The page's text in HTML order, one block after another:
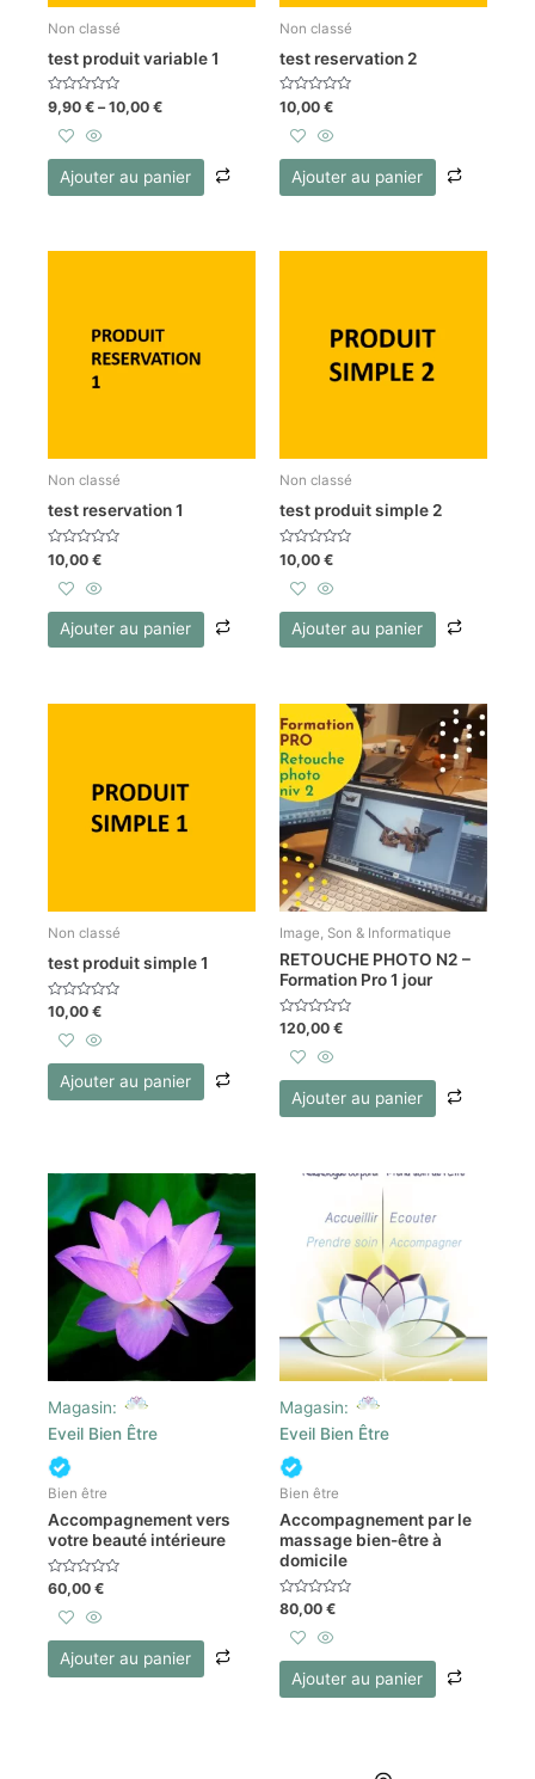
Non classé
test produit variable 1
Note
0
sur
9,90 € –10,00 €
Ajouter au panier
Non classé
test reservation 2
Note
0
sur
10,00 €
Ajouter au panier
Non classé
test reservation 1
Note
0
sur
10,00 €
Ajouter au panier
Non classé
test produit simple 2
Note
0
sur
10,00 €
Ajouter au panier
Non classé
test produit simple 1
Note
sur
10,00 €
Ajouter au panier
Image, Son & Informatique
RETOUCHE PHOTO N2 –
Formation Pro 1 jour
Note
sur
120,00 €
Ajouter au panier
Magasin:
Eveil Bien Être
Bien être
Accompagnement vers
votre beauté intérieure
Note
0
sur
60,00 €
Ajouter au panier
Magasin:
Eveil Bien Être
Bien être
Accompagnement par le
massage bien-être à
domicile
Note
0
sur
80,00 €
Ajouter au panier